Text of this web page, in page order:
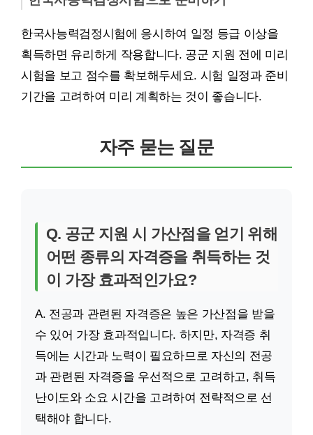
한국사능력검정시험에 응시하여 일정 등급 이상을
획득하면 유리하게 작용합니다. 공군 지원 전에 미리
시험을 보고 점수를 확보해두세요. 시험 일정과 준비
기간을 고려하여 미리 계획하는 것이 좋습니다.
자주 묻는 질문
Q. 공군 지원 시 가산점을 얻기 위해
어떤 종류의 자격증을 취득하는 것
이 가장 효과적인가요?
A. 전공과 관련된 자격증은 높은 가산점을 받을
수 있어 가장 효과적입니다. 하지만, 자격증 취
득에는 시간과 노력이 필요하므로 자신의 전공
과 관련된 자격증을 우선적으로 고려하고, 취득
난이도와 소요 시간을 고려하여 전략적으로 선
택해야 합니다.